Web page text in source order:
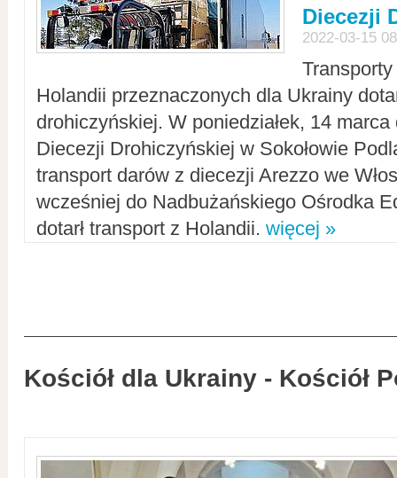
Diecezji
2022-03-15
Holandii przeznaczonych dla Ukrainy
drohiczyńskiej. W poniedziałek, 14
Diecezji Drohiczyńskiej w Sokołowie
transport darów z diecezji Arezzo we
wcześniej do Nadbużańskiego Ośrodka
dotarł transport z Holandii. więcej »
Kościół dla Ukrainy - Kościół